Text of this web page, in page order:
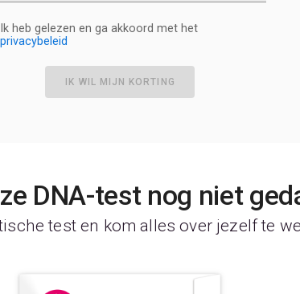
Ik heb gelezen en ga akkoord met het
privacybeleid
IK WIL MIJN KORTING
DNA-test nog niet
test en kom alles over jezelf te